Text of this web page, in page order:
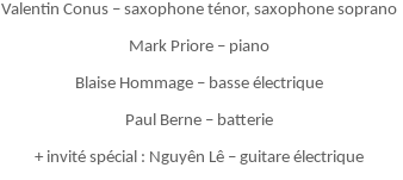
Valentin Conus – saxophone ténor, saxophone soprano
Mark Priore – piano
Blaise Hommage – basse électrique
Paul Berne – batterie
+ invité spécial : Nguyên Lê – guitare électrique